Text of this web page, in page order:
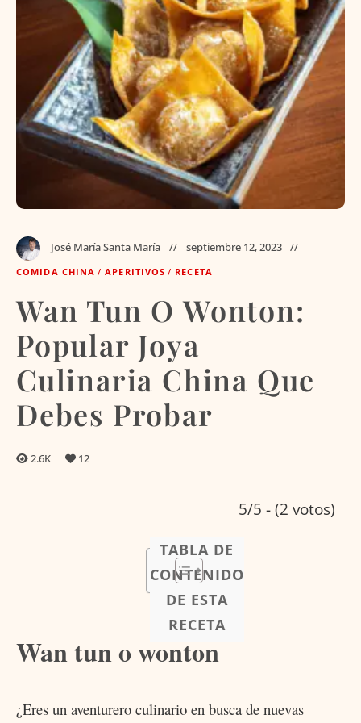
José María Santa María septiembre 12, 2023
COMIDA CHINA / APERITIVOS / RECETA
Wan Tun O Wonton:
Popular Joya
Culinaria China Que
Debes Probar
2.6K 12
5/5 - (2 votos)
TABLA DE
CONTENIDO
DE ESTA
RECETA
Wan tun o wonton
¿Eres un aventurero culinario en busca de nuevas